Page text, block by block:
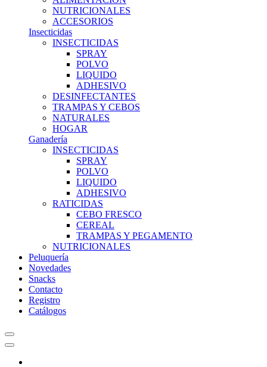
NUTRICIONALES
ACCESORIOS
Insecticidas
INSECTICIDAS
SPRAY
POLVO
LIQUIDO
ADHESIVO
DESINFECTANTES
TRAMPAS Y CEBOS
NATURALES
HOGAR
Ganadería
INSECTICIDAS
SPRAY
POLVO
LIQUIDO
ADHESIVO
RATICIDAS
CEBO FRESCO
CEREAL
TRAMPAS Y PEGAMENTO
NUTRICIONALES
Peluquería
Novedades
Snacks
Contacto
Registro
Catálogos